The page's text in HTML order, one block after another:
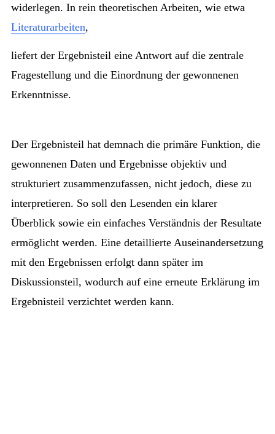
widerlegen. In rein theoretischen Arbeiten, wie etwa
Literaturarbeiten,
liefert der Ergebnisteil eine Antwort auf die zentrale
Fragestellung und die Einordnung der gewonnenen
Erkenntnisse.
Der Ergebnisteil hat demnach die primäre Funktion, die
gewonnenen Daten und Ergebnisse objektiv und
strukturiert zusammenzufassen, nicht jedoch, diese zu
interpretieren. So soll den Lesenden ein klarer
Überblick sowie ein einfaches Verständnis der Resultate
ermöglicht werden. Eine detaillierte Auseinandersetzung
mit den Ergebnissen erfolgt dann später im
Diskussionsteil, wodurch auf eine erneute Erklärung im
Ergebnisteil verzichtet werden kann.